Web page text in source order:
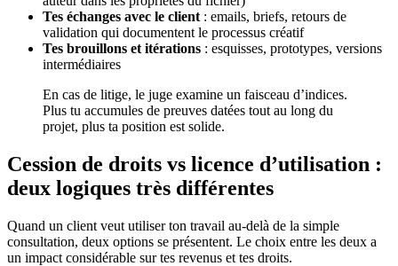
Tes échanges avec le client : emails, briefs, retours de
validation qui documentent le processus créatif
Tes brouillons et itérations : esquisses, prototypes, versions
intermédiaires
En cas de litige, le juge examine un faisceau d’indices.
Plus tu accumules de preuves datées tout au long du
projet, plus ta position est solide.
Cession de droits vs licence d’utilisation :
deux logiques très différentes
Quand un client veut utiliser ton travail au-delà de la simple
consultation, deux options se présentent. Le choix entre les deux a
un impact considérable sur tes revenus et tes droits.